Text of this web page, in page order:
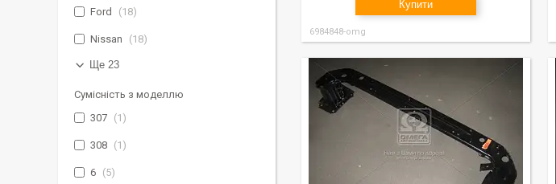
Купити
6984848-omg
Ford 18
Nissan 18
Ще 23
Сумісність з моделлю
307
1
308 1
6 5